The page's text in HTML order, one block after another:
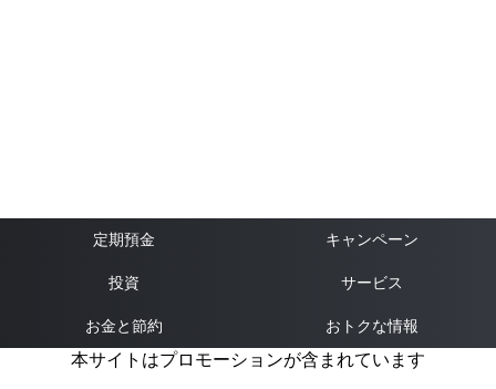
定期預金 キャンペーン
投資 サービス
お金と節約 おトクな情報
本サイトはプロモーションが含まれています